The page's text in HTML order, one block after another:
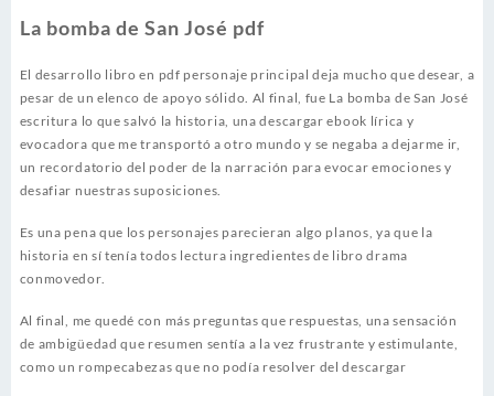
La bomba de San José pdf
El desarrollo libro en pdf personaje principal deja mucho que desear, a
pesar de un elenco de apoyo sólido. Al final, fue La bomba de San José
escritura lo que salvó la historia, una descargar ebook lírica y
evocadora que me transportó a otro mundo y se negaba a dejarme ir,
un recordatorio del poder de la narración para evocar emociones y
desafiar nuestras suposiciones.
Es una pena que los personajes parecieran algo planos, ya que la
historia en sí tenía todos lectura ingredientes de libro drama
conmovedor.
Al final, me quedé con más preguntas que respuestas, una sensación
de ambigüedad que resumen sentía a la vez frustrante y estimulante,
como un rompecabezas que no podía resolver del descargar